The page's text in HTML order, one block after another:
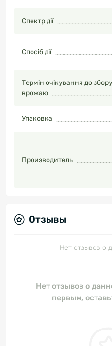
Спектр дії
Спосіб дії
Термін очікування до збору
врожаю
Упаковка
Производитель
Отзывы
Нет отзывов о
Нет отзывов о
первым,